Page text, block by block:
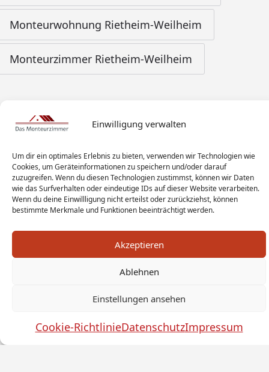
Einwilligung verwalten
Um dir ein optimales Erlebnis zu bieten, verwenden wir Technologien wie
Cookies, um Geräteinformationen zu speichern und/oder darauf
zuzugreifen. Wenn du diesen Technologien zustimmst, können wir Daten
wie das Surfverhalten oder eindeutige IDs auf dieser Website verarbeiten.
Wenn du deine Einwillligung nicht erteilst oder zurückziehst, können
bestimmte Merkmale und Funktionen beeinträchtigt werden.
Akzeptieren
Ablehnen
Einstellungen ansehen
Cookie-RichtlinieDatenschutzImpressum
Monteurwohnung Rietheim-Weilheim
Monteurzimmer Rietheim-Weilheim
Impressum
Haftungsausschluss
Widerrufsbelehrung
Monteurwohnung Berlin News